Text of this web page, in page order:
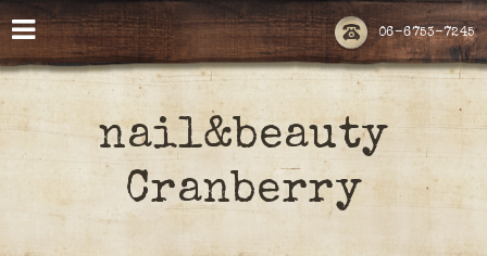
06-6753-7245
nail&beauty
Cranberry